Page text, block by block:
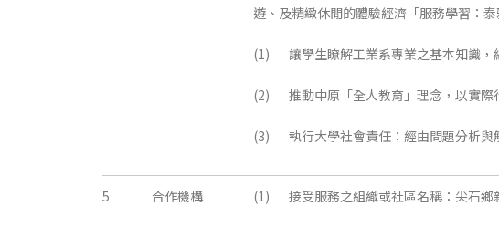
遊、及精緻休閒的體驗經濟「服務學習：
(1) 讓學生瞭解工業系專業之基本知識，
(2) 推動中原「全人教育」理念，以實際
(3) 執行大學社會責任：經由問題分析與
5 合作機構 (1) 接受服務之組織或社區名稱：尖石鄉